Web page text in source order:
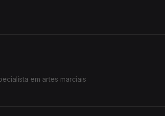
em artes marciais